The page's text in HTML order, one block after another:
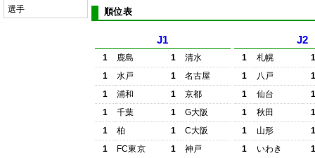
選手
順位表
J1
1 鹿島 1
清水
1
水戸 1
名古屋
1
浦和 1
京都
1
千葉 1
G大阪
1
柏 1
C大阪
1
FC東京 1
神戸
J2
1 札幌
1
八戸
1
仙台
1
秋田
1
山形
1
いわき